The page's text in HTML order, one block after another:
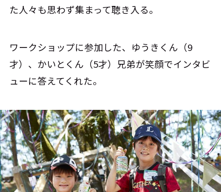
た人々も思わず集まって聴き入る。
ワークショップに参加した、ゆうきくん（9
才）、かいとくん（5才）兄弟が笑顔でインタビ
ューに答えてくれた。